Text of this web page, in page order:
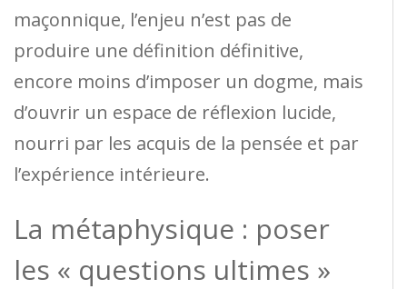
maçonnique, l’enjeu n’est pas de
produire une définition définitive,
encore moins d’imposer un dogme, mais
d’ouvrir un espace de réflexion lucide,
nourri par les acquis de la pensée et par
l’expérience intérieure.
La métaphysique : poser
les « questions ultimes »